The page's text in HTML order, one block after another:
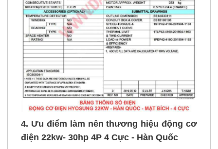
4. Ưu điểm làm nên thương hiệu động cơ
điện 22kw- 30hp 4P 4 Cực - Hàn Quốc